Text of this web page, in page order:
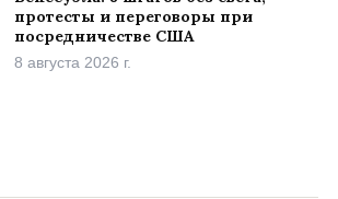
протесты и переговоры при
посредничестве США
8 августа 2026 г.